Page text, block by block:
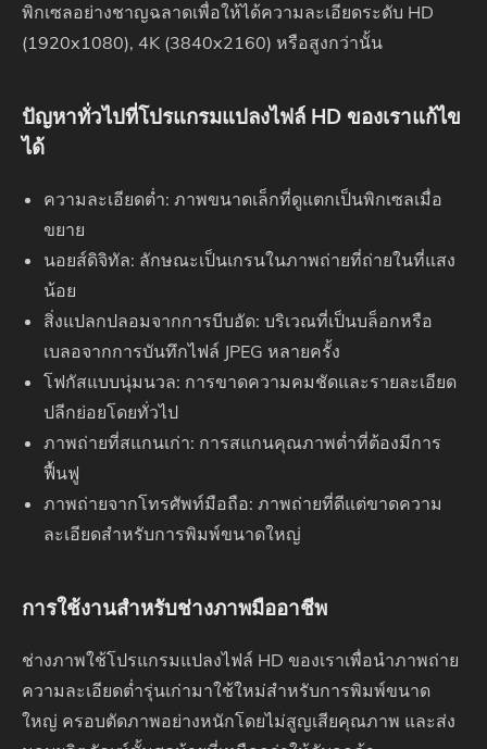
พิกเซลอย่างชาญฉลาดเพื่อให้ได้ความละเอียดระดับ HD
(1920x1080), 4K (3840x2160) หรือสูงกว่านั้น
ปัญหาทั่วไปที่โปรแกรมแปลงไฟล์ HD ของเราแก้ไข
ได้
ความละเอียดต่ำ: ภาพขนาดเล็กที่ดูแตกเป็นพิกเซลเมื่อ
ขยาย
นอยส์ดิจิทัล: ลักษณะเป็นเกรนในภาพถ่ายที่ถ่ายในที่แสง
น้อย
สิ่งแปลกปลอมจากการบีบอัด: บริเวณที่เป็นบล็อกหรือ
เบลอจากการบันทึกไฟล์ JPEG หลายครั้ง
โฟกัสแบบนุ่มนวล: การขาดความคมชัดและรายละเอียด
ปลีกย่อยโดยทั่วไป
ภาพถ่ายที่สแกนเก่า: การสแกนคุณภาพต่ำที่ต้องมีการ
ฟื้นฟู
ภาพถ่ายจากโทรศัพท์มือถือ: ภาพถ่ายที่ดีแต่ขาดความ
ละเอียดสำหรับการพิมพ์ขนาดใหญ่
การใช้งานสำหรับช่างภาพมืออาชีพ
ช่างภาพใช้โปรแกรมแปลงไฟล์ HD ของเราเพื่อนำภาพถ่าย
ความละเอียดต่ำรุ่นเก่ามาใช้ใหม่สำหรับการพิมพ์ขนาด
ใหญ่ ครอบตัดภาพอย่างหนักโดยไม่สูญเสียคุณภาพ และส่ง